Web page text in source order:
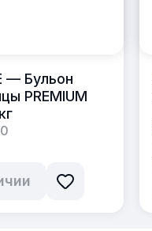
— Бульон
PREMIUM